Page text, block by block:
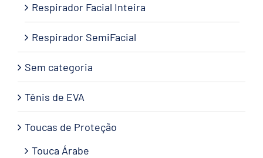
Respirador Facial Inteira
Respirador SemiFacial
Sem categoria
Tênis de EVA
Toucas de Proteção
Touca Árabe